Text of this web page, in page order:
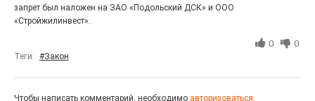
«Беги, как будто её муж вернулся!» Такого в
Электростали ещё не было на плакатах болельщиков.
запрет был наложен на ЗАО «Подольский ДСК» и ООО
«Стройжилинвест».
0 0
Теги: #Закон
Чтобы написать комментарий, необходимо авторизоваться.